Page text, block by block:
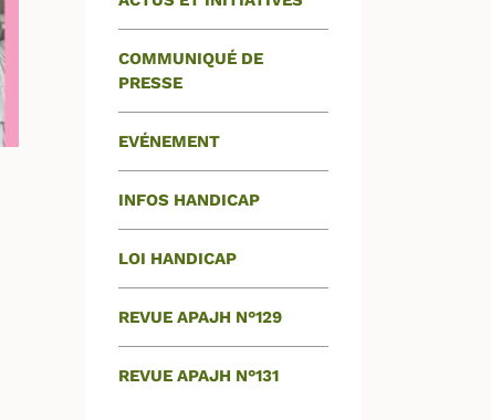
COMMUNIQUÉ DE
PRESSE
EVÉNEMENT
INFOS HANDICAP
LOI HANDICAP
REVUE APAJH N°129
REVUE APAJH N°131